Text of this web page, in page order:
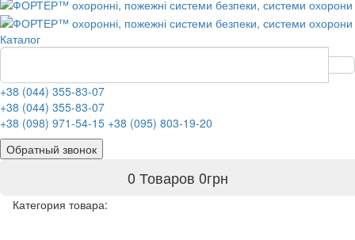
Каталог
+38 (044) 355-83-07
+38 (044) 355-83-07
+38 (098) 971-54-15 +38 (095) 803-19-20
Обратный звонок
0 Товаров 0грн
Категория товара: